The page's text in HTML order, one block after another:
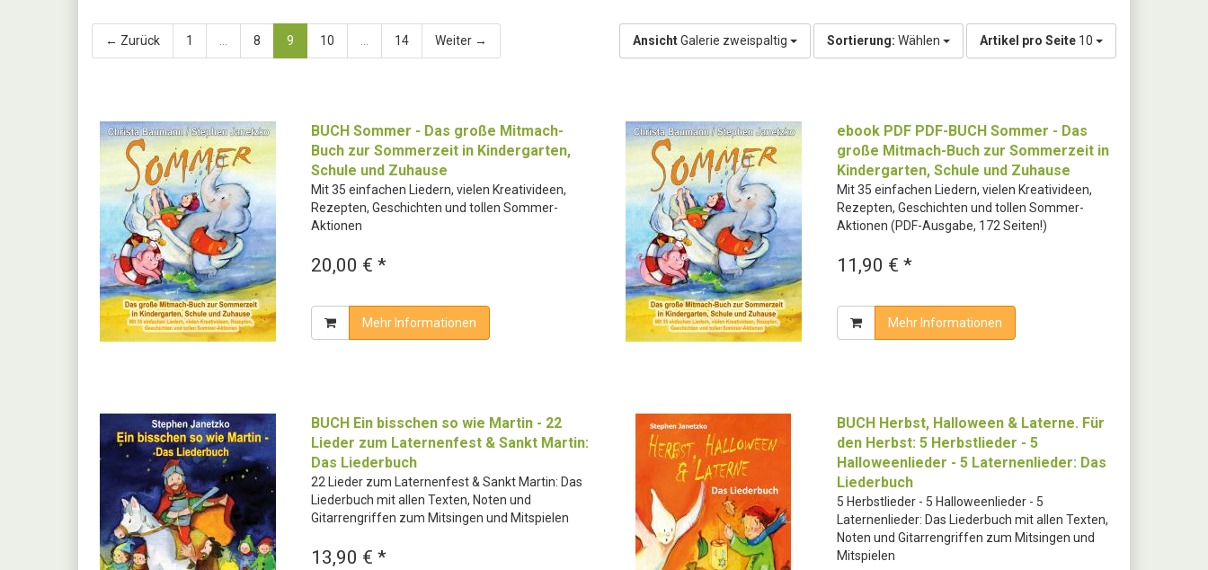
← Zurück 1 8 9 10 14 Weiter → AnsichtGalerie zweispaltig Sortierung: Wählen Artikel pro Seite 10
BUCH Sommer - Das große Mitmach-
Buch zur Sommerzeit in Kindergarten,
Schule und Zuhause
Mit 35 einfachen Liedern, vielen Kreativideen,
Rezepten, Geschichten und tollen Sommer-
Aktionen
20,00 € *
Mehr Informationen
ebook PDF PDF-BUCH Sommer - Das
große Mitmach-Buch zur Sommerzeit in
Kindergarten, Schule und Zuhause
Mit 35 einfachen Liedern, vielen Kreativideen,
Rezepten, Geschichten und tollen Sommer-
Aktionen (PDF-Ausgabe, 172 Seiten!)
11,90 € *
Mehr Informationen
BUCH Ein bisschen so wie Martin - 22
Lieder zum Laternenfest & Sankt Martin:
Das Liederbuch
22 Lieder zum Laternenfest & Sankt Martin: Das
Liederbuch mit allen Texten, Noten und
Gitarrengriffen zum Mitsingen und Mitspielen
13,90 € *
BUCH Herbst, Halloween & Laterne. Für
den Herbst: 5 Herbstlieder - 5
Halloweenlieder - 5 Laternenlieder: Das
Liederbuch
5 Herbstlieder - 5 Halloweenlieder - 5
Laternenlieder: Das Liederbuch mit allen Texten,
Noten und Gitarrengriffen zum Mitsingen und
Mitspielen